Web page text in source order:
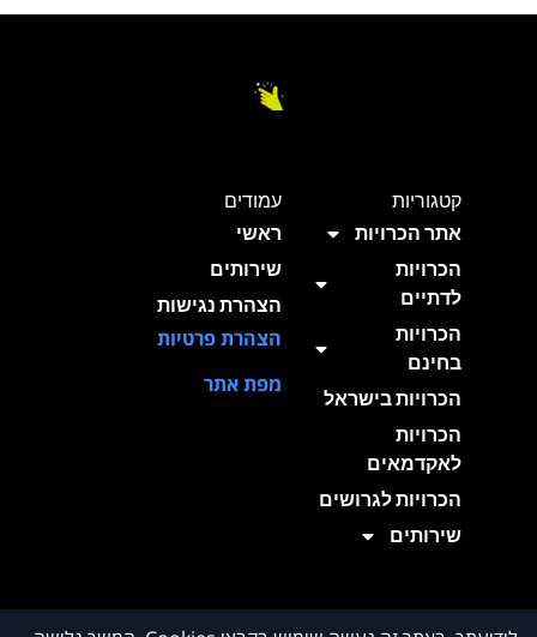
קטגוריות
אתר הכרויות
הכרויות
לדתיים
הכרויות
בחינם
הכרויות בישראל
הכרויות
לאקדמאים
הכרויות לגרושים
שירותים
עמודים
ראשי
שירותים
הצהרת נגישות
הצהרת פרטיות
מפת אתר